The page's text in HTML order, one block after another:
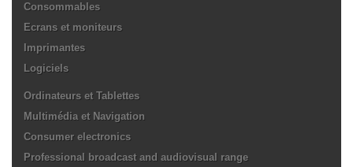
Consommables
Ecrans et moniteurs
Imprimantes
Logiciels
Ordinateurs et Tablettes
Multimédia et Navigation
Consumer electronics
Professional broadcast and audiovisual range